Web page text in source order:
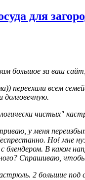
для
большое за ваш
переехали всем
долговечную.
чистых"
у меня
Но! мне
блендером. В каком
Спрашиваю,
2 большие под